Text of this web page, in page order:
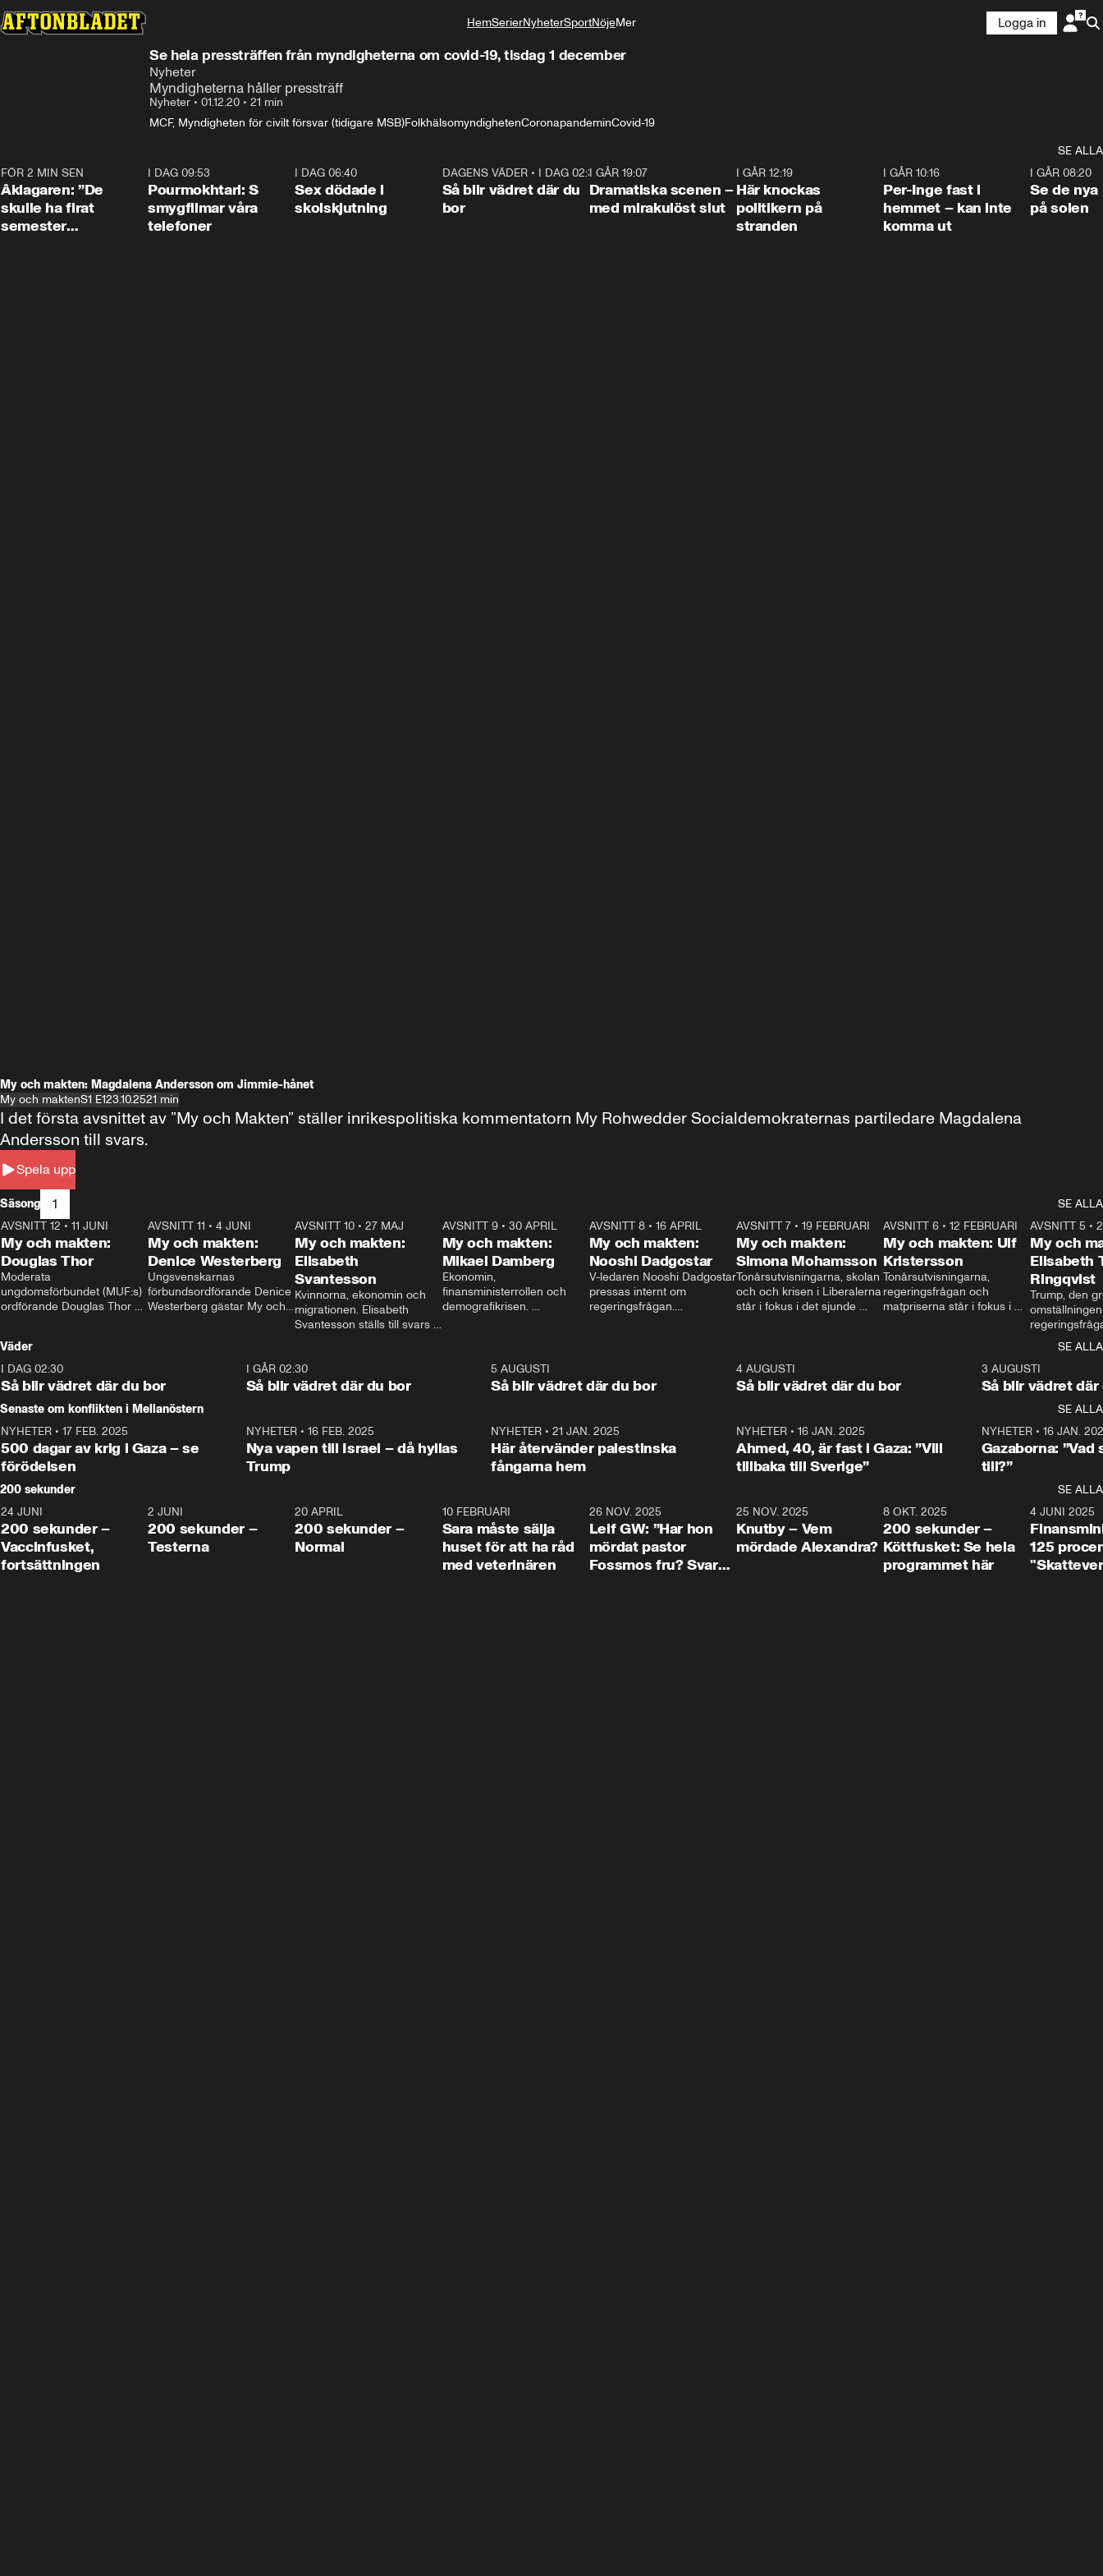
HemSerierNyheterSportNöjeMer
Livsstil
Logga in
Se hela pressträffen från myndigheterna om covid-19, tisdag 1 december
Nyheter
Myndigheterna håller pressträff
Nyheter • 01.12.20 • 21 min
MCF, Myndigheten för civilt försvar (tidigare MSB)FolkhälsomyndighetenCoronapandeminCovid-19
SE ALLA
FÖR 2 MIN SEN
Åklagaren: ”De
skulle ha firat
semester
I DAG 09:53
Pourmokhtari: S
smygfilmar våra
telefoner
I DAG 06:40
Sex dödade i
skolskjutning
1:06
DAGENS VÄDER• I DAG 02:30
Så blir vädret där du
bor
I GÅR 19:07
Dramatiska scenen –
med mirakulöst slut
I GÅR 12:19
Här knockas
politikern på
stranden
I GÅR 10:16
Per-Inge fast i
hemmet – kan inte
komma ut
I GÅR 08:20
Se de
på solen
My och makten: Magdalena Andersson om Jimmie-hånet
My och maktenS1 E123.10.2521 min
Spela upp
I det första avsnittet av ”My och Makten” ställer inrikespolitiska kommentatorn My Rohwedder Socialdemokraternas partiledare Magdalena
Andersson till svars.
Säsong 1
SE ALLA
26:27
AVSNITT 12 • 11 JUNI
My och makten:
Douglas Thor
Moderata
ungdomsförbundet (MUF:s)
ordförande Douglas Thor
tonårsutvisningarna och hur
Moderaterna ska locka
väljare till valet i höst.
23:40
AVSNITT 11 •4 JUNI
My och makten:
Denice Westerberg
Ungsvenskarnas
förbundsordförande Denice
Westerberg gästar My och
AVSNITT 10 •27 MAJ
My och makten:
Elisabeth
Svantesson
Kvinnorna, ekonomin och
migrationen. Elisabeth
Svantesson ställs till svars
AVSNITT 9• 30 APRIL
My och makten:
Mikael Damberg
Ekonomin,
finansministerrollen och
demografikrisen.
och Makten.
AVSNITT 8• 16 APRIL
My och makten:
Nooshi Dadgostar
V-ledaren Nooshi Dadgostar
pressas internt om
regeringsfrågan.
– Vi ställer upp i val. Ska vi
vara med så sitter vi förstås
24:30
AVSNITT 7• 19 FEBRUARI
My och makten:
Simona Mohamsson
Tonårsutvisningarna, skolan
och och krisen i Liberalerna
står i fokus i det sjunde
kommentator My
Rohwedder ställer
utbildnings- och
Mohamsson till svars.
27:30
AVSNITT 6 •12 FEBRUARI
My och makten: Ulf
Kristersson
Tonårsutvisningarna,
regeringsfrågan och
matpriserna står i fokus i
Rohwedder ställer
statsminister Ulf Kristersson
AVSNITT 5 •
My och
Elisabeth
Ringqvist
Trump, den
centrum i
avsnittet av
Makten”. Se
Aftonbladets
Rohwedder
Thand Ring
Väder
SE ALLA
I DAG 02:30
Så blir vädret där du bor
1:06
I GÅR 02:30
Så blir vädret där du bor
5 AUGUSTI
Så blir vädret där du bor
4 AUGUSTI
Så blir vädret där du bor
3 AUGUSTI
Så blir vädret där
Senaste om konflikten i Mellanöstern
SE ALLA
NYHETER • 17 FEB. 2025
500 dagar av krig i Gaza – se
förödelsen
NYHETER• 16 FEB. 2025
Nya vapen till Israel – då hyllas
Trump
NYHETER •21 JAN. 2025
Här återvänder palestinska
fångarna hem
NYHETER• 16 JAN. 2025
Ahmed, 40, är fast i Gaza: ”Vill
tillbaka till Sverige”
NYHETER• 16 JAN.
Gazaborna:
till?”
200 sekunder
SE ALLA
5:00
24 JUNI
200 sekunder –
Vaccinfusket,
fortsättningen
4:23
2 JUNI
200 sekunder –
Testerna
20 APRIL
200 sekunder –
Normal
10 FEBRUARI
Sara måste sälja
huset för att ha råd
med veterinären
26 NOV. 2025
Leif GW: ”Har hon
mördat pastor
Fossmos fru? Svar
31:05
25 NOV. 2025
Knutby – Vem
mördade Alexandra?
4:29
8 OKT. 2025
200 sekunder –
Köttfusket: Se hela
programmet här
4 JUNI 2025
125